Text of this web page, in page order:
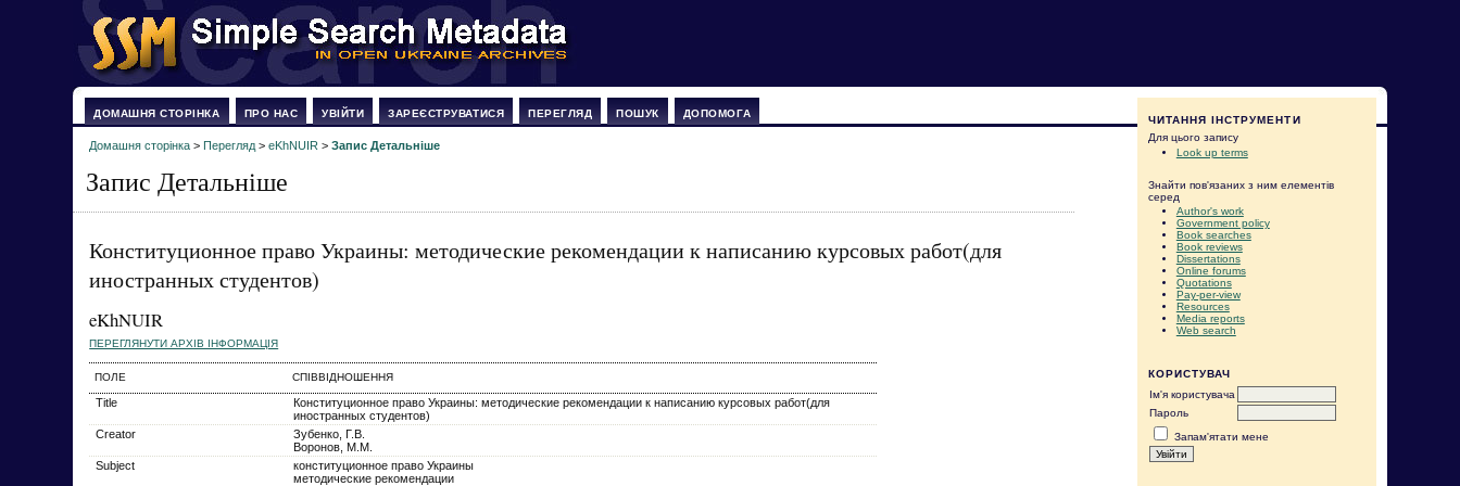
ЧИТАННЯ ІНСТРУМЕНТИ
Для цього запису
Look up terms
Знайти пов'язаних з ним елементів
серед
Author's work
Government policy
Book searches
Book reviews
Dissertations
Online forums
Quotations
Pay-per-view
Resources
Media reports
Web search
КОРИСТУВАЧ
Ім'я користувача
Пароль
Запам'ятати мене
ДОМАШНЯ СТОРІНКА ПРО НАС УВІЙТИ ЗАРЕЄСТРУВАТИСЯ ПЕРЕГЛЯД ПОШУК ДОПОМОГА
Домашня сторінка >Перегляд >eKhNUIR >Запис Детальніше
Запис Детальніше
Конституционное право Украины: методические рекомендации к написанию курсовых работ(для
иностранных студентов)
eKhNUIR
ПЕРЕГЛЯНУТИ АРХІВ ІНФОРМАЦІЯ
ПОЛЕ СПІВВІДНОШЕННЯ
Title
Конституционное право Украины: методические рекомендации к написанию курсовых работ(для
иностранных студентов)
Creator
Зубенко, Г.В.
Воронов, М.М.
Subject
конституционное право Украины
методические рекомендации